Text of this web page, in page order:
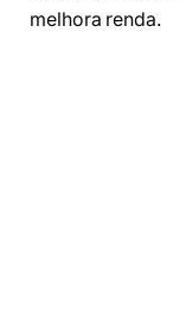
melhora renda.